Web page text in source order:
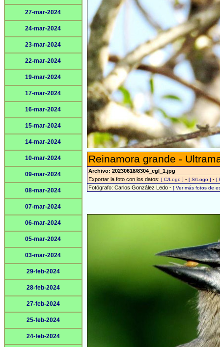
27-mar-2024
24-mar-2024
23-mar-2024
22-mar-2024
19-mar-2024
17-mar-2024
16-mar-2024
15-mar-2024
14-mar-2024
10-mar-2024
09-mar-2024
08-mar-2024
07-mar-2024
06-mar-2024
05-mar-2024
03-mar-2024
29-feb-2024
28-feb-2024
27-feb-2024
25-feb-2024
24-feb-2024
Reinamora grande -
Archivo: 20230618/8304_cgl_1.jpg
Exportar la foto con los datos: [ C/Logo ] - [ S/Logo ] - [
Fotógrafo: Carlos González Ledo - [ Ver más fotos de